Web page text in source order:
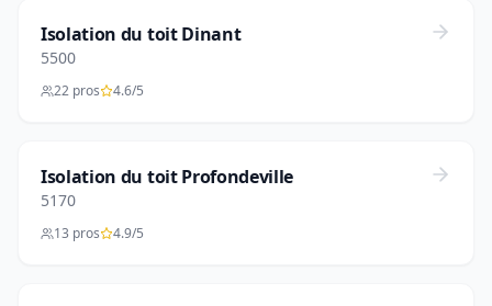
Isolation du toit Dinant
5500
22 pros 4.6/5
Isolation du toit Profondeville
5170
13 pros 4.9/5